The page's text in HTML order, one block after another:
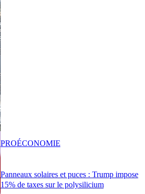
Panneaux solaires et puces : Trump impose
15% de taxes sur le polysilicium
PROÉCONOMIE